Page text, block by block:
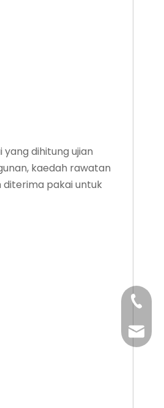
dihitung ujian
kaedah rawatan
diterima pakai untuk
+86-
+86-